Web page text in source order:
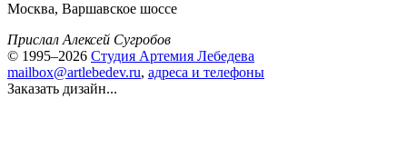
Москва, Варшавское шоссе
Прислал Алексей Сугробов
© 1995–2026 Студия Артемия Лебедева
mailbox@artlebedev.ru, адреса и телефоны
Заказать дизайн...